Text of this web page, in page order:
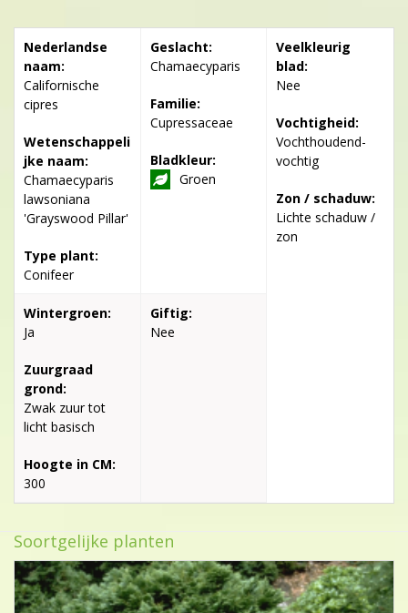
Nederlandse
naam:
Californische
cipres
Wetenschappeli
jke naam:
Chamaecyparis
lawsoniana
'Grayswood Pillar'
Type plant:
Conifeer
Geslacht:
Chamaecyparis
Familie:
Cupressaceae
Bladkleur:
Groen
Veelkleurig
blad:
Nee
Vochtigheid:
Vochthoudend-
vochtig
Zon / schaduw:
Lichte schaduw /
zon
Wintergroen:
Ja
Zuurgraad
grond:
Zwak zuur tot
licht basisch
Hoogte in CM:
300
Giftig:
Nee
Soortgelijke planten